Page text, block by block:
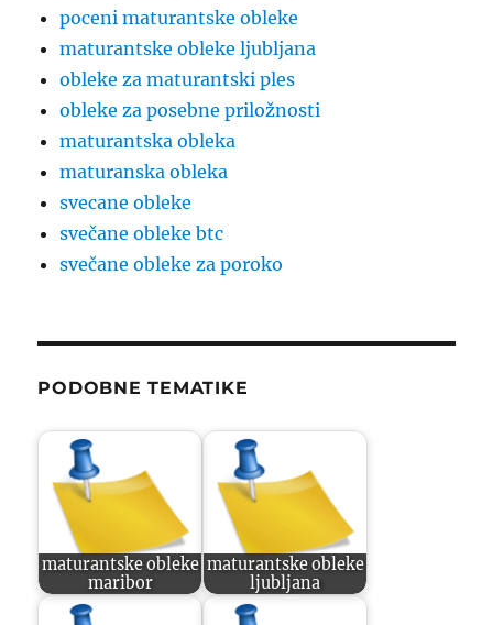
poceni maturantske obleke
maturantske obleke ljubljana
obleke za maturantski ples
obleke za posebne priložnosti
maturantska obleka
maturanska obleka
svecane obleke
svečane obleke btc
svečane obleke za poroko
PODOBNE TEMATIKE
maturantske obleke
maribor
maturantske obleke
ljubljana